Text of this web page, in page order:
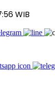
WIB